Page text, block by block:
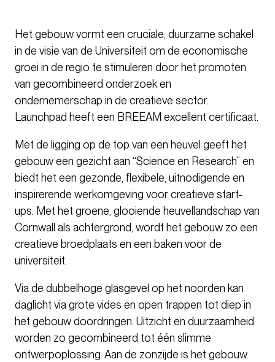
Het gebouw vormt een cruciale, duurzame schakel
in de visie van de Universiteit om de economische
groei in de regio te stimuleren door het promoten
van gecombineerd onderzoek en
ondernemerschap in de creatieve sector.
Launchpad heeft een BREEAM excellent certificaat.
Met de ligging op de top van een heuvel geeft het
gebouw een gezicht aan “Science en Research” en
biedt het een gezonde, flexibele, uitnodigende en
inspirerende werkomgeving voor creatieve start-
ups. Met het groene, glooiende heuvellandschap van
Cornwall als achtergrond, wordt het gebouw zo een
creatieve broedplaats en een baken voor de
universiteit.
Via de dubbelhoge glasgevel op het noorden kan
daglicht via grote vides en open trappen tot diep in
het gebouw doordringen. Uitzicht en duurzaamheid
worden zo gecombineerd tot één slimme
ontwerpoplossing. Aan de zonzijde is het gebouw